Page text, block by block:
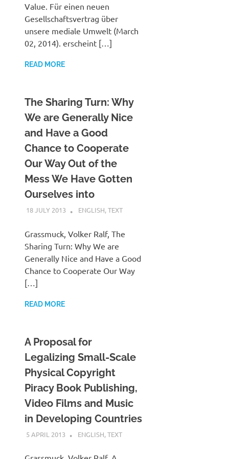
Value. Für einen neuen
Gesellschaftsvertrag über
unsere mediale Umwelt (March
02, 2014). erscheint […]
READ MORE
The Sharing Turn: Why
We are Generally Nice
and Have a Good
Chance to Cooperate
Our Way Out of the
Mess We Have Gotten
Ourselves into
18 JULY 2013 VGRASS
ENGLISH,TEXT
Grassmuck, Volker Ralf, The
Sharing Turn: Why We are
Generally Nice and Have a Good
Chance to Cooperate Our Way
[…]
READ MORE
A Proposal for
Legalizing Small-Scale
Physical Copyright
Piracy Book Publishing,
Video Films and Music
in Developing Countries
5 APRIL 2013 VGRASS
ENGLISH,TEXT